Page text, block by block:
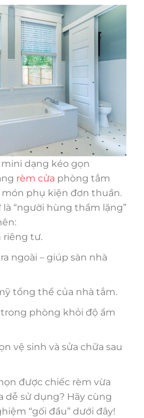
dạng kéo gọn
rèm cửa phòng tắm
món phụ kiện đơn thuần.
“người hùng thầm lặng”
riêng tư.
ngoài – giúp sàn nhà
tổng thể của nhà tắm.
phòng khỏi độ ẩm
vệ sinh và sửa chữa sau
được chiếc rèm vừa
dễ sử dụng? Hãy cùng
“gối đầu” dưới đây!